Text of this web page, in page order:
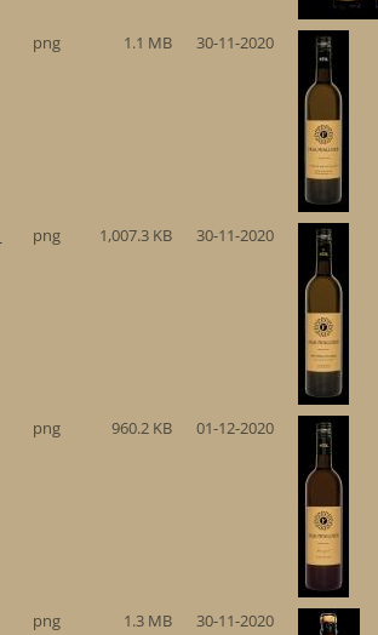
png 1.1 MB 30-11-2020
png 1,007.3 KB 30-11-2020
png 960.2 KB 01-12-2020
png 1.3 MB 30-11-2020